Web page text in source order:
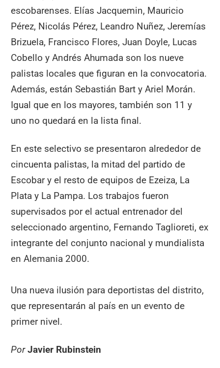
escobarenses. Elías Jacquemin, Mauricio
Pérez, Nicolás Pérez, Leandro Nuñez, Jeremías
Brizuela, Francisco Flores, Juan Doyle, Lucas
Cobello y Andrés Ahumada son los nueve
palistas locales que figuran en la convocatoria.
Además, están Sebastián Bart y Ariel Morán.
Igual que en los mayores, también son 11 y
uno no quedará en la lista final.
En este selectivo se presentaron alrededor de
cincuenta palistas, la mitad del partido de
Escobar y el resto de equipos de Ezeiza, La
Plata y La Pampa. Los trabajos fueron
supervisados por el actual entrenador del
seleccionado argentino, Fernando Taglioreti, ex
integrante del conjunto nacional y mundialista
en Alemania 2000.
Una nueva ilusión para deportistas del distrito,
que representarán al país en un evento de
primer nivel.
Por Javier Rubinstein